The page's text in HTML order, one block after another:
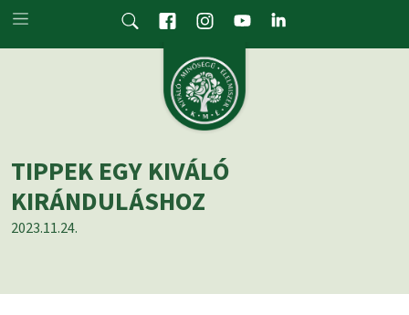
Skip to main content
TIPPEK EGY KIVÁLÓ
KIRÁNDULÁSHOZ
2023.11.24.